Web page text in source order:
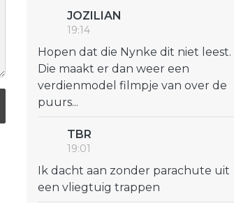
JOZILIAN
19:14
Hopen dat die Nynke dit niet leest.
Die maakt er dan weer een
verdienmodel filmpje van over de
puurs...
TBR
19:01
Ik dacht aan zonder parachute uit
een vliegtuig trappen